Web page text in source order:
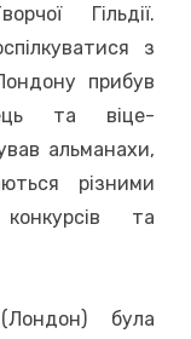
Гільдії.
з
прибув
та віце-
альманахи,
різними
та
була